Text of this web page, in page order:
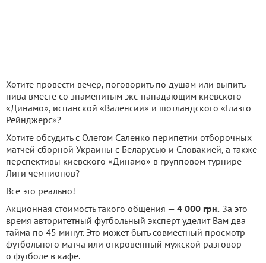
Хотите провести вечер, поговорить по душам или выпить
пива вместе со знаменитым экс-нападающим киевского
«Динамо», испанской «Валенсии» и шотландского «Глазго
Рейнджерс»?
Хотите обсудить с Олегом Саленко перипетии отборочных
матчей сборной Украины с Беларусью и Словакией, а также
перспективы киевского «Динамо» в групповом турнире
Лиги чемпионов?
Всё это реально!
Акционная стоимость такого общения — 4 000 грн. За это
время авторитетный футбольный эксперт уделит Вам два
тайма по 45 минут. Это может быть совместный просмотр
футбольного матча или откровенный мужской разговор
о футболе в кафе.